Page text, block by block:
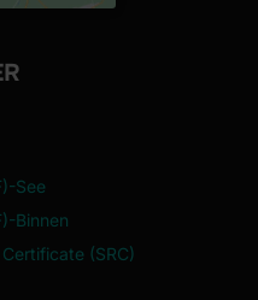
See
Binnen
(SRC)